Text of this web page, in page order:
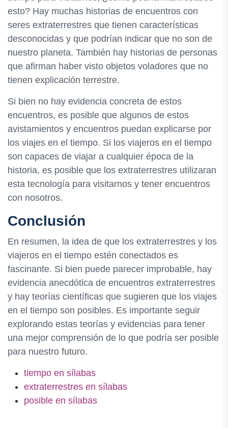
esto? Hay muchas historias de encuentros con
seres extraterrestres que tienen características
desconocidas y que podrían indicar que no son de
nuestro planeta. También hay historias de personas
que afirman haber visto objetos voladores que no
tienen explicación terrestre.
Si bien no hay evidencia concreta de estos
encuentros, es posible que algunos de estos
avistamientos y encuentros puedan explicarse por
los viajes en el tiempo. Si los viajeros en el tiempo
son capaces de viajar a cualquier época de la
historia, es posible que los extraterrestres utilizaran
esta tecnología para visitarnos y tener encuentros
con nosotros.
Conclusión
En resumen, la idea de que los extraterrestres y los
viajeros en el tiempo estén conectados es
fascinante. Si bien puede parecer improbable, hay
evidencia anecdótica de encuentros extraterrestres
y hay teorías científicas que sugieren que los viajes
en el tiempo son posibles. Es importante seguir
explorando estas teorías y evidencias para tener
una mejor comprensión de lo que podría ser posible
para nuestro futuro.
tiempo en sílabas
extraterrestres en sílabas
posible en sílabas